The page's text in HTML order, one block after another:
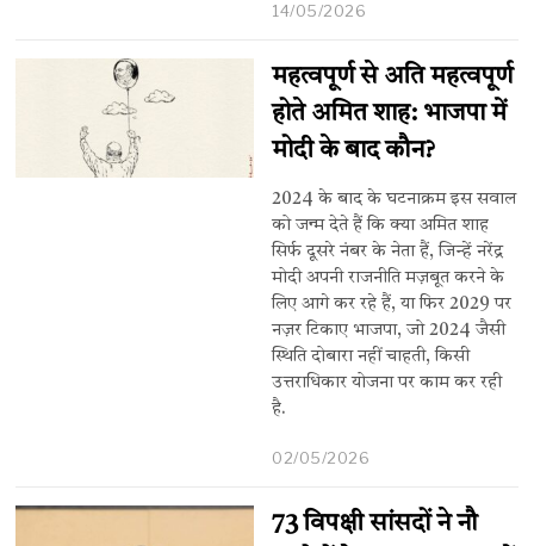
14/05/2026
महत्वपूर्ण से अति महत्वपूर्ण
होते अमित शाह: भाजपा में
मोदी के बाद कौन?
2024 के बाद के घटनाक्रम इस सवाल
को जन्म देते हैं कि क्या अमित शाह
सिर्फ दूसरे नंबर के नेता हैं, जिन्हें नरेंद्र
मोदी अपनी राजनीति मज़बूत करने के
लिए आगे कर रहे हैं, या फिर 2029 पर
नज़र टिकाए भाजपा, जो 2024 जैसी
स्थिति दोबारा नहीं चाहती, किसी
उत्तराधिकार योजना पर काम कर रही
है.
02/05/2026
73 विपक्षी सांसदों ने नौ